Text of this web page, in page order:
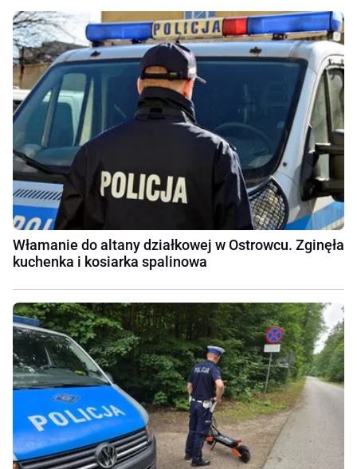
Włamanie do altany działkowej w Ostrowcu. Zginęła
kuchenka i kosiarka spalinowa